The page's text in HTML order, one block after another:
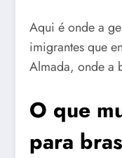
Aqui é onde a
imigrantes que
Almada, onde a
O que
para